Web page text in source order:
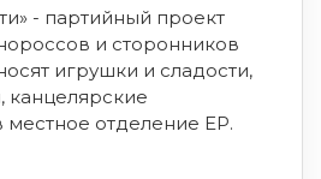
- партийный проект
и сторонников
игрушки и сладости,
канцелярские
отделение ЕР.